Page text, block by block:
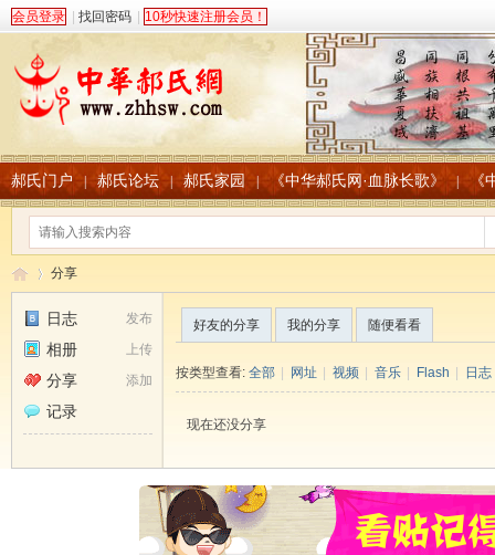
会员登录 找回密码 10秒快速注册会员！
郝氏门户 | 郝氏论坛 | 郝氏家园 | 《中华郝氏网·血脉长歌》 《
分享
发布
日志
上传
相册
添加
分享
记录
好友的分享 我的分享 随便看看
按类型查看: 全部 网址 视频 音乐 Flash 日志
现在还没分享